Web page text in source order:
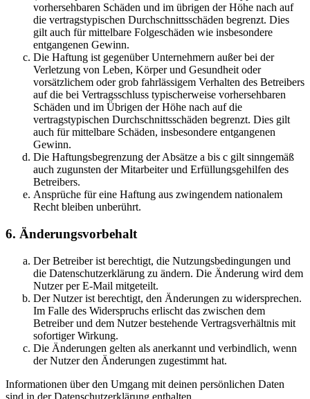
vorhersehbaren Schäden und im übrigen der Höhe nach auf
die vertragstypischen Durchschnittsschäden begrenzt. Dies
gilt auch für mittelbare Folgeschäden wie insbesondere
entgangenen Gewinn.
Die Haftung ist gegenüber Unternehmern außer bei der
Verletzung von Leben, Körper und Gesundheit oder
vorsätzlichem oder grob fahrlässigem Verhalten des Betreibers
auf die bei Vertragsschluss typischerweise vorhersehbaren
Schäden und im Übrigen der Höhe nach auf die
vertragstypischen Durchschnittsschäden begrenzt. Dies gilt
auch für mittelbare Schäden, insbesondere entgangenen
Gewinn.
Die Haftungsbegrenzung der Absätze a bis c gilt sinngemäß
auch zugunsten der Mitarbeiter und Erfüllungsgehilfen des
Betreibers.
Ansprüche für eine Haftung aus zwingendem nationalem
Recht bleiben unberührt.
6. Änderungsvorbehalt
Der Betreiber ist berechtigt, die Nutzungsbedingungen und
die Datenschutzerklärung zu ändern. Die Änderung wird dem
Nutzer per E-Mail mitgeteilt.
Der Nutzer ist berechtigt, den Änderungen zu widersprechen.
Im Falle des Widerspruchs erlischt das zwischen dem
Betreiber und dem Nutzer bestehende Vertragsverhältnis mit
sofortiger Wirkung.
Die Änderungen gelten als anerkannt und verbindlich, wenn
der Nutzer den Änderungen zugestimmt hat.
Informationen über den Umgang mit deinen persönlichen Daten
sind in der Datenschutzerklärung enthalten.